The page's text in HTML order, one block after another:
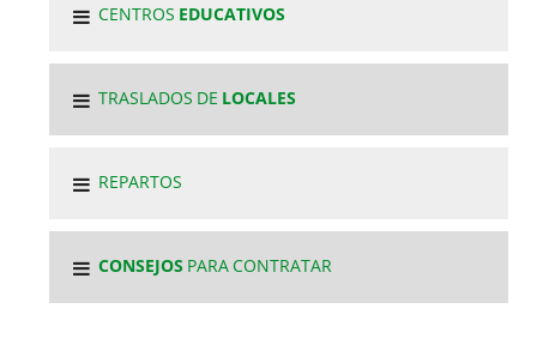
CENTROS EDUCATIVOS
TRASLADOS DE LOCALES
REPARTOS
CONSEJOS PARA CONTRATAR